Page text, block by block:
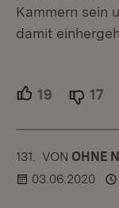
Kammern sein
damit
19 17
131. KOMMENTAR
VON :OHNE
03.06.2020